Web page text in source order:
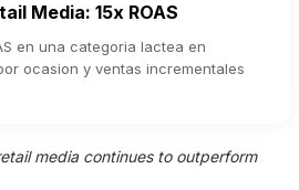
Media: 15x ROAS
en una categoria lactea en
ocasion y ventas incrementales
media continues to outperform